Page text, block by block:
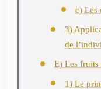
c) Les
3)
de
E) Les fruits
1) Le